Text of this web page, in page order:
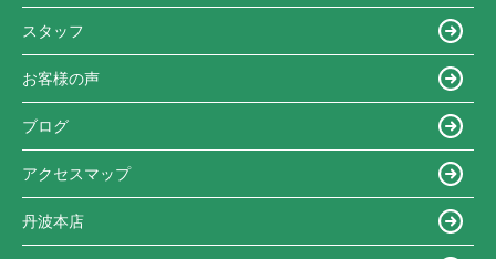
スタッフ
お客様の声
ブログ
アクセスマップ
丹波本店